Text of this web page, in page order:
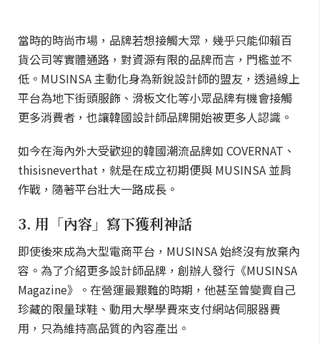
當時的時尚市場，品牌若想接觸大眾，幾乎只能仰賴百
貨公司等實體通路，對資源有限的品牌而言，門檻並不
低。MUSINSA 主動化身為新銳設計師的盟友，透過線上
平台為地下街頭服飾、滑板文化等小眾品牌有機會接觸
更多消費者，也讓韓國設計師品牌開始被更多人認識。
如今在海內外大受歡迎的韓國潮流品牌如 COVERNAT、
thisisneverthat，就是在成立初期便與 MUSINSA 並肩
作戰，隨著平台壯大一路成長。
3. 用「內容」寫下獲利神話
即使後來成為大型電商平台，MUSINSA 始終沒有放棄內
容。為了介紹更多設計師品牌，創辦人發行《MUSINSA
Magazine》。在營運最艱難的時期，他甚至曾變賣自己
珍藏的限量球鞋、動用大學學費來支付網站伺服器費
用，只為維持高品質的內容產出。